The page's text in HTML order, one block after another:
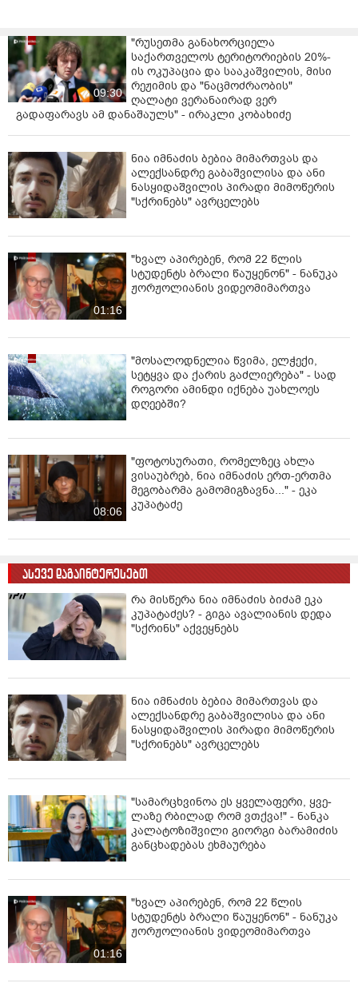
09:30
"რუსეთმა განახორციელა
საქართველოს ტერიტორიების 20%-
ის ოკუპაცია და სააკაშვილის, მისი
რეჟიმის და "ნაცმოძრაობის"
ღალატი ვერანაირად ვერ
გადაფარავს ამ დანაშაულს" - ირაკლი კობახიძე
ნია იმნაძის ბებია მიმართვას და
ალექსანდრე გაბაშვილისა და ანი
ნასყიდაშვილის პირადი მიმოწერის
"სქრინებს" ავრცელებს
01:16
"ხვალ აპირებენ, რომ 22 წლის
სტუდენტს ბრალი წაუყენონ" - ნანუკა
ჟორჟოლიანის ვიდეომიმართვა
"მოსალოდნელია წვიმა, ელჭექი,
სეტყვა და ქარის გაძლიერება" - სად
როგორი ამინდი იქნება უახლოეს
დღეებში?
08:06
"ფოტოსურათი, რომელზეც ახლა
ვისაუბრებ, ნია იმნაძის ერთ-ერთმა
მეგობარმა გამომიგზავნა..." - ეკა
კუპატაძე
ასევე დაგაინტერესებთ
რა მისწერა ნია იმნაძის ბიძამ ეკა
კუპატაძეს? - გიგა ავალიანის დედა
"სქრინს" აქვეყნებს
ნია იმნაძის ბებია მიმართვას და
ალექსანდრე გაბაშვილისა და ანი
ნასყიდაშვილის პირადი მიმოწერის
"სქრინებს" ავრცელებს
"სა­მარ­ცხვი­ნოა ეს ყვე­ლა­ფე­რი, ყვე­
ლა­ზე რბი­ლად რომ ვთქვა!" - ნანკა
კალატოზიშვილი გიორგი ბარამიძის
განცხადებას ეხმაურება
01:16
"ხვალ აპირებენ, რომ 22 წლის
სტუდენტს ბრალი წაუყენონ" - ნანუკა
ჟორჟოლიანის ვიდეომიმართვა